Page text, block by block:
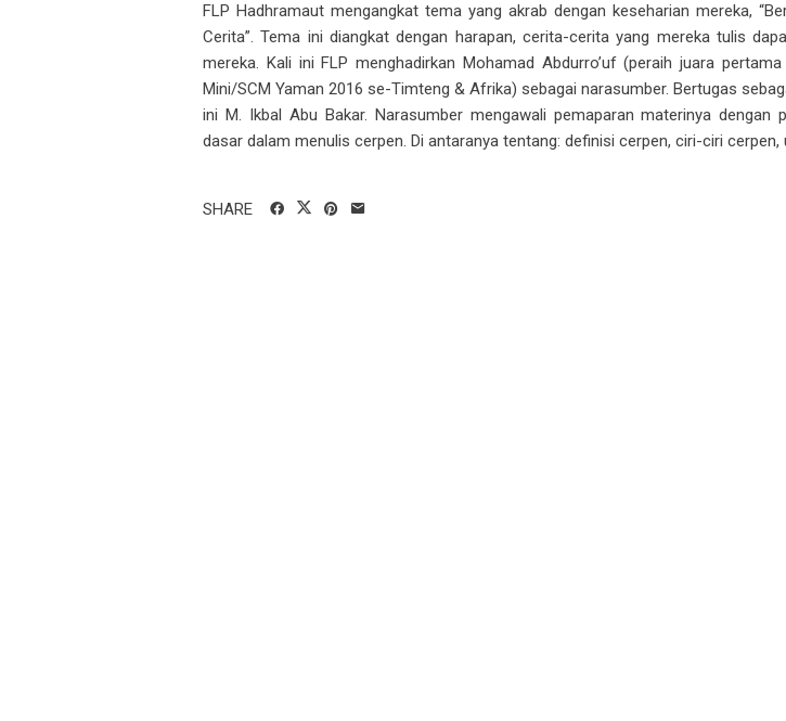
FLP Hadhramaut mengangkat tema yang akrab dengan keseharian mereka,
Cerita”. Tema ini diangkat dengan harapan, cerita-cerita yang mereka tulis
mereka. Kali ini FLP menghadirkan Mohamad Abdurro’uf (peraih juara
Mini/SCM Yaman 2016 se-Timteng & Afrika) sebagai narasumber. Bertugas
ini M. Ikbal Abu Bakar. Narasumber mengawali pemaparan materinya dengan
dasar dalam menulis cerpen. Di antaranya tentang: definisi cerpen, ciri-ciri cerpen,
SHARE